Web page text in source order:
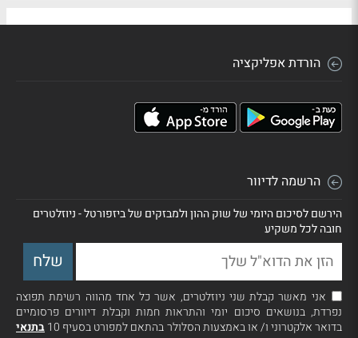
הורדת אפליקציה
הרשמה לדיוור
הירשם לסיכום היומי של שוק ההון ולמבזקים של ביזפורטל - ניוזלטרים
חובה לכל משקיע
אני מאשר קבלת שני ניוזלטרים, אשר כל אחד מהווה רשימת תפוצה
נפרדת, בנושאים סיכום יומי והתראות חמות וקבלת דיוורים פרסומיים
בדואר אלקטרוני ו/ או באמצעות הסלולר בהתאם למפורט בסעיף 10
בתנאי